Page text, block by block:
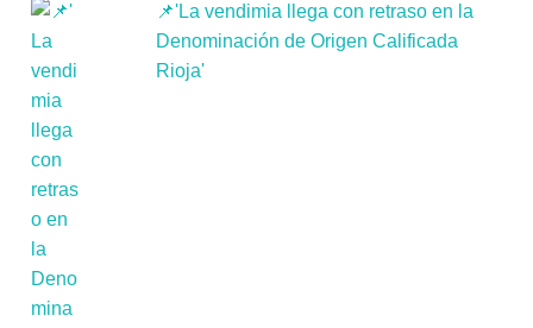
📌'La vendimia llega con retraso en la
Denominación de Origen Calificada
Rioja'